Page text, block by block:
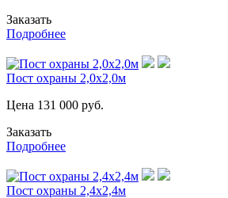
Заказать
Подробнее
Пост охраны 2,0х2,0м
Цена 131 000 руб.
Заказать
Подробнее
Пост охраны 2,4х2,4м